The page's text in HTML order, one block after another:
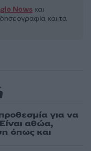
News και
και τα
για να
αθώα,
όπως και